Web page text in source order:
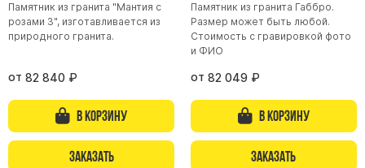
Памятники Православные
Памятники прямоугольные
Памятники с воздушным креcтом
Памятники современные
Памятники стандартные
Памятник из гранита "Мантия с
розами 3", изготавливается из
природного гранита.
от 82 840 ₽
В корзину
Заказать
Памятник из гранита Габбро.
Размер может быть любой.
Стоимость с гравировкой фото
и ФИО
от 82 049 ₽
В корзину
Заказать